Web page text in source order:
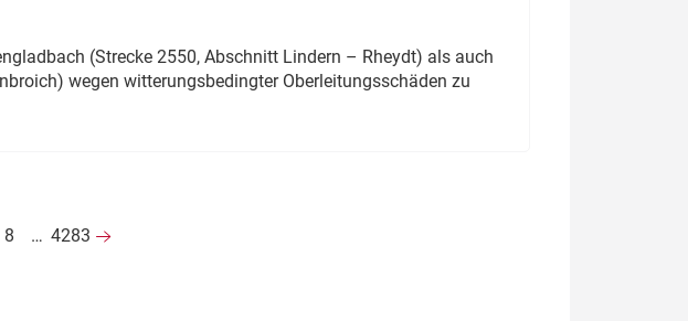
(Strecke 2550, Abschnitt Lindern – Rheydt) als auch
wegen witterungsbedingter Oberleitungsschäden zu
8 … 4283